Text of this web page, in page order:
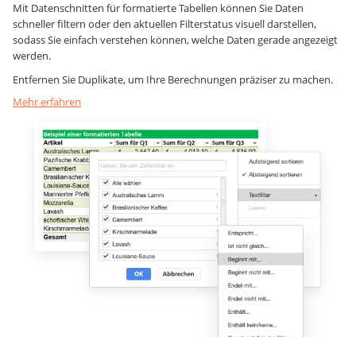
Mit Datenschnitten für formatierte Tabellen können Sie Daten
schneller filtern oder den aktuellen Filterstatus visuell darstellen,
sodass Sie einfach verstehen können, welche Daten gerade angezeigt
werden.
Entfernen Sie Duplikate, um Ihre Berechnungen präziser zu machen.
Mehr erfahren